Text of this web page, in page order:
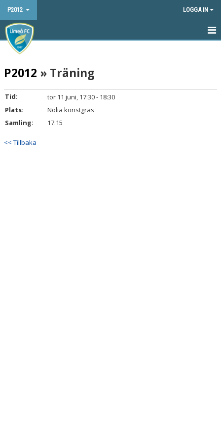
P2012 LOGGA IN
HEM
NYHETER
KALENDER
MATCHER
P2012 » Träning
Tid:
tor 11 juni, 17:30 - 18:30
Plats:
Nolia konstgräs
Samling:
17:15
<< Tillbaka